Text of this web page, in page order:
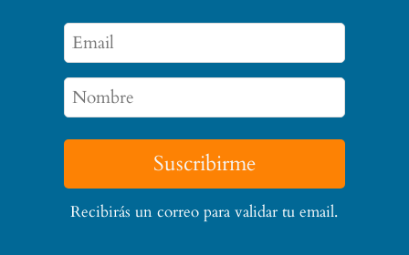
Suscribirme
Recibirás un correo para validar tu email.